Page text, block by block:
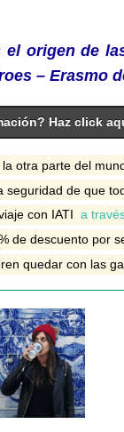
el origen de
– Erasmo
Haz click
otra parte del
seguridad de que
con IATI a
de descuento por
quedar con las